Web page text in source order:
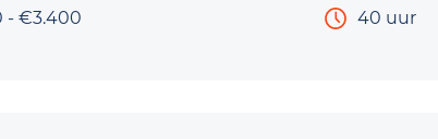
- €3.400
40 uur